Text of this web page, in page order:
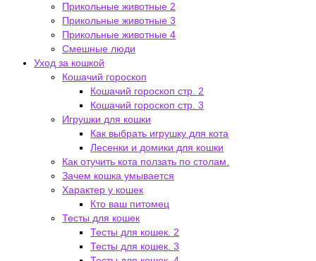
Прикольные животные 2
Прикольные животные 3
Прикольные животные 4
Смешные люди
Уход за кошкой
Кошачий гороскоп
Кошачий гороскоп стр. 2
Кошачий гороскоп стр. 3
Игрушки для кошки
Как выбрать игрушку для кота
Лесенки и домики для кошки
Как отучить кота ползать по столам.
Зачем кошка умывается
Характер у кошек
Кто ваш питомец
Тесты для кошек
Тесты для кошек. 2
Тесты для кошек. 3